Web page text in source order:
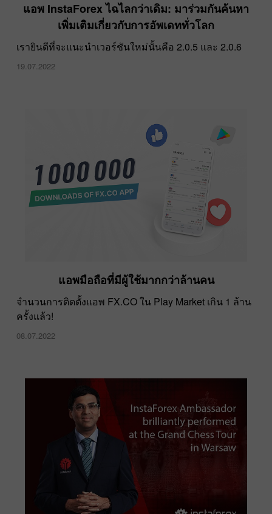
โอลิมปิกฤดูหนาว 2022
รวดเร็วขึ้น ทะยานขึ้น แข็งแกร่งขึ้นไปพร้อมกัน
11.02.2022
แอพ InstaForex ไฉไลกว่าเดิม: มาร่วมกันค้นหา
เพิ่มเติมเกี่ยวกับการอัพเดททั่วโลก
เรายินดีที่จะแนะนำเวอร์ชันใหม่นั้นคือ 2.0.5 และ 2.0.6
19.07.2022
แอพมือถือที่มีผู้ใช้มากกว่าล้านคน
จำนวนการติดตั้งแอพ FX.CO ใน Play Market เกิน 1 ล้าน
ครั้งแล้ว!
08.07.2022